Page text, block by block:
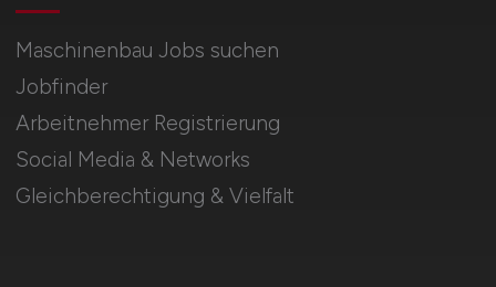
Maschinenbau Jobs suchen
Jobfinder
Arbeitnehmer Registrierung
Social Media & Networks
Gleichberechtigung & Vielfalt